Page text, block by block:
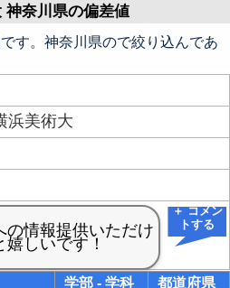
神奈川県の偏差値
す。神奈川県ので絞り込んであ
浜美術大
＋ コメン
トする
学部 - 学科 都道府県